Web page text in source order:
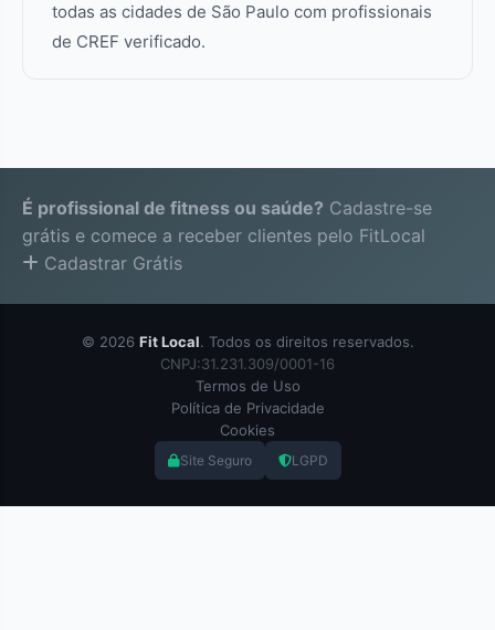
todas as cidades de São Paulo com profissionais
de CREF verificado.
É profissional de fitness ou saúde? Cadastre-se
grátis e comece a receber clientes pelo FitLocal
Cadastrar Grátis
© 2026 Fit Local. Todos os direitos reservados.
CNPJ:31.231.309/0001-16
Termos de Uso
Política de Privacidade
Cookies
Site Seguro LGPD